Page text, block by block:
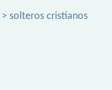
> solteros cristianos